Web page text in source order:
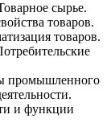
сырье.
товаров.
товаров.
промышленного
и функции